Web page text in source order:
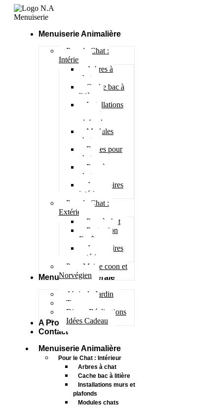
Menuiserie Animalière
Pour le Chat :
Intérieur
Arbres à
chat
Cache bac à
litière
Installations
murs et
plafonds
Modules
chats
Roues pour
chat
Parc à
chatons
Accessoires
intérieur
Pour le Chat :
Extérieur
Parc à chat
Protection
Fenêtres
Accessoires
extérieur
Pour Maine coon et
Norvégien
Menuiserie Générale
Abris de Jardin
Terrasse
Divers Réalisations
Idées Cadeau
A Propos
Contact
Menuiserie Animalière
Pour le Chat : Intérieur
Arbres à chat
Cache bac à litière
Installations murs et
plafonds
Modules chats